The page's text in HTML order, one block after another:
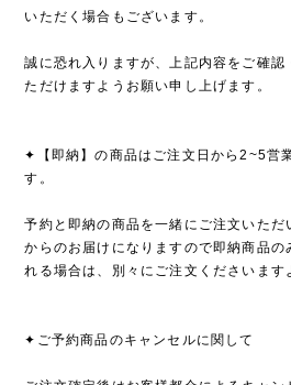
いただく場合もございます。
誠に恐れ入りますが、上記内容をご確認
ただけますようお願い申し上げます。
✦【即納】の商品はご注文日から2~5営
す。
予約と即納の商品を一緒にご注文いただ
からのお届けになりますので即納商品の
れる場合は、別々にご注文くださいます
✦ご予約商品のキャンセルに関して